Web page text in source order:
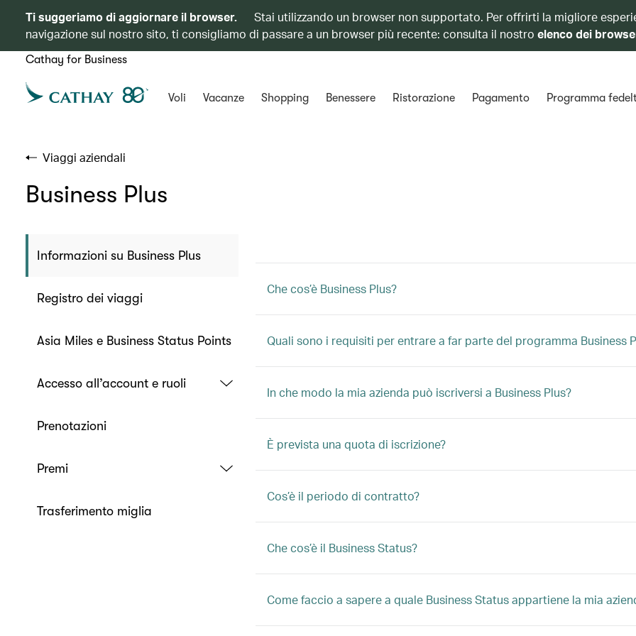
Ti suggeriamo di aggiornare il browser.
Stai utilizzando un browser non supportato. Per offrirti la migliore
navigazione sul nostro sito, ti consigliamo di passare a un browser più recente: consulta il nostro elenco dei
Cathay for Business
Voli Vacanze Shopping Benessere Ristorazione Pagamento Programma
Viaggi aziendali
Business Plus
Informazioni su Business Plus
Registro dei viaggi
Asia Miles e Business Status Points
Accesso all’account e ruoli
Prenotazioni
Premi
Trasferimento miglia
Che cos’è Business Plus?
Quali sono i requisiti per entrare a far parte del programma Business
In che modo la mia azienda può iscriversi a Business Plus?
È prevista una quota di iscrizione?
Cos’è il periodo di contratto?
Che cos’è il Business Status?
Come faccio a sapere a quale Business Status appartiene la mia